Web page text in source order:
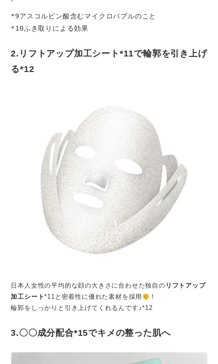
*9アスコルビン酸含むマイクロバブルのこと
*10ふき取りによる効果
2.リフトアップ加工シート*11で輪郭を引き上げ
る*12
日本人女性の平均的な顔の大きさに合わせた独自の リフトアップ
加工シート*11と密着性に優れた素材を採用
！
輪郭をしっかりと引き上げてくれるんです♪*12
3.〇〇成分配合*15でキメの整った肌へ